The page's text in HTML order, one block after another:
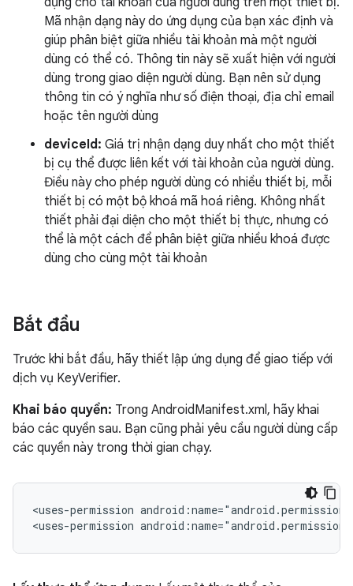
Mã nhận dạng này do ứng dụng của bạn xác định và
giúp phân biệt giữa nhiều tài khoản mà một người
dùng có thể có. Thông tin này sẽ xuất hiện với người
dùng trong giao diện người dùng. Bạn nên sử dụng
thông tin có ý nghĩa như số điện thoại, địa chỉ email
hoặc tên người dùng
deviceId: Giá trị nhận dạng duy nhất cho một thiết
bị cụ thể được liên kết với tài khoản của người dùng.
Điều này cho phép người dùng có nhiều thiết bị, mỗi
thiết bị có một bộ khoá mã hoá riêng. Không nhất
thiết phải đại diện cho một thiết bị thực, nhưng có
thể là một cách để phân biệt giữa nhiều khoá được
dùng cho cùng một tài khoản
Bắt đầu
Trước khi bắt đầu, hãy thiết lập ứng dụng để giao tiếp với
dịch vụ KeyVerifier.
Khai báo quyền: Trong AndroidManifest.xml, hãy khai
báo các quyền sau. Bạn cũng phải yêu cầu người dùng cấp
các quyền này trong thời gian chạy.
<uses-permission
<uses-permission